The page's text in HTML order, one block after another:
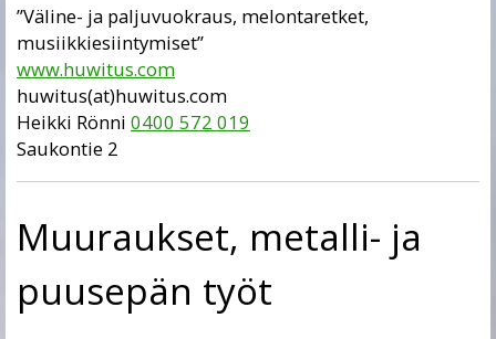
”Väline- ja paljuvuokraus, melontaretket,
musiikkiesiintymiset”
www.huwitus.com
huwitus(at)huwitus.com
Heikki Rönni 0400 572 019
Saukontie 2
Muuraukset, metalli- ja
puusepän työt